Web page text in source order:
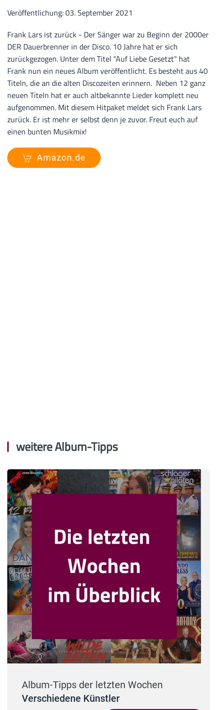
Veröffentlichung: 03. September 2021
Frank Lars ist zurück - Der Sänger war zu Beginn der 2000er
DER Dauerbrenner in der Disco. 10 Jahre hat er sich
zurückgezogen. Unter dem Titel "Auf Liebe Gesetzt" hat
Frank nun ein neues Album veröffentlicht. Es besteht aus 40
Titeln, die an die alten Discozeiten erinnern. Neben 12 ganz
neuen Titeln hat er auch altbekannte Lieder komplett neu
aufgenommen. Mit diesem Hitpaket meldet sich Frank Lars
zurück. Er ist mehr er selbst denn je zuvor. Freut euch auf
einen bunten Musikmix!
Amazon.de
weitere Album-Tipps
Album-Tipps der letzten Wochen
Verschiedene Künstler